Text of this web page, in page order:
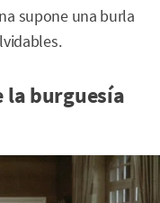
supone una burla
la burguesía